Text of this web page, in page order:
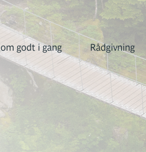
godt i gang Rådgivning